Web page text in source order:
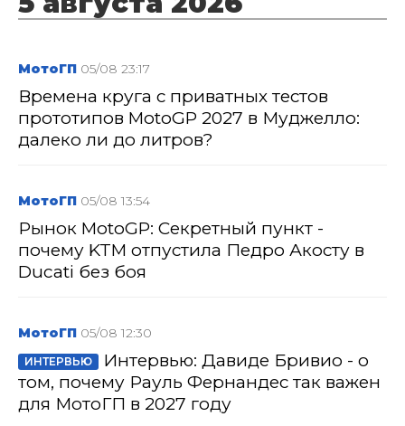
МотоГП 05/08 23:17
Времена круга с приватных тестов
прототипов MotoGP 2027 в Муджелло:
далеко ли до литров?
МотоГП 05/08 13:54
Рынок MotoGP: Секретный пункт -
почему KTM отпустила Педро Акосту в
Ducati без боя
МотоГП 05/08 12:30
ИНТЕРВЬЮ
Интервью: Давиде Бривио - о
том, почему Рауль Фернандес так важен
для МотоГП в 2027 году